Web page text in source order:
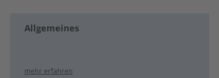
Allgemeines
mehr erfahren